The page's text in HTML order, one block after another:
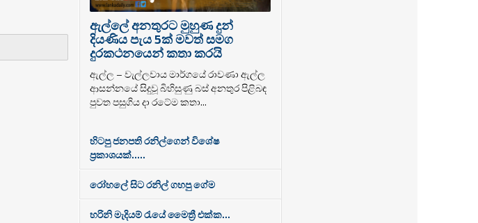
ඇල්ලේ අනතුරට මුහුණ දුන්
දියණිය පැය 5ක් මවත් සමග
දුරකථනයෙන් කතා කරයි
ඇල්ල – වැල්ලවාය මාර්ගයේ රාවණා ඇල්ල
ආසන්නයේ සිදුවූ බිහිසුණු බස් අනතුර පිළිබඳ
පුවත පසුගිය දා රටේම කතා...
හිටපු ජනපති රනිල්ගෙන් විශේෂ
ප්‍රකාශයක්.....
රෝහලේ සිට රනිල් ගහපු ගේම
හරිනි මැදියම් රැයේ මෛත්‍රී එක්ක...